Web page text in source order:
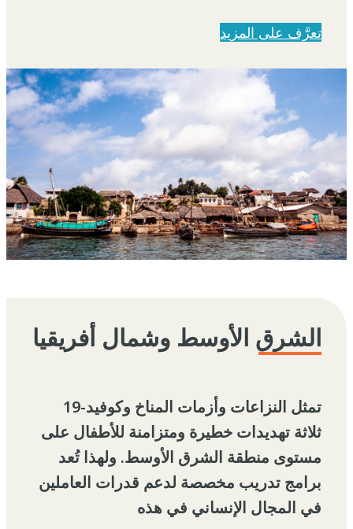
تعرَّف على المزيد
الشرق الأوسط وشمال أفريقيا
تمثل النزاعات وأزمات المناخ وكوفيد-19
ثلاثة تهديدات خطيرة ومتزامنة للأطفال على
مستوى منطقة الشرق الأوسط. ولهذا تُعد
برامج تدريب مخصصة لدعم قدرات العاملين
في المجال الإنساني في هذه